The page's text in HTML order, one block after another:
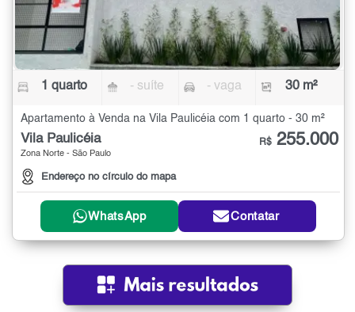
1 quarto - suíte - vaga 30 m²
Apartamento à Venda na Vila Paulicéia com 1 quarto - 30 m²
Vila Paulicéia
Zona Norte - São Paulo
Endereço no círculo do mapa
R$ 255.000
WhatsApp Contatar